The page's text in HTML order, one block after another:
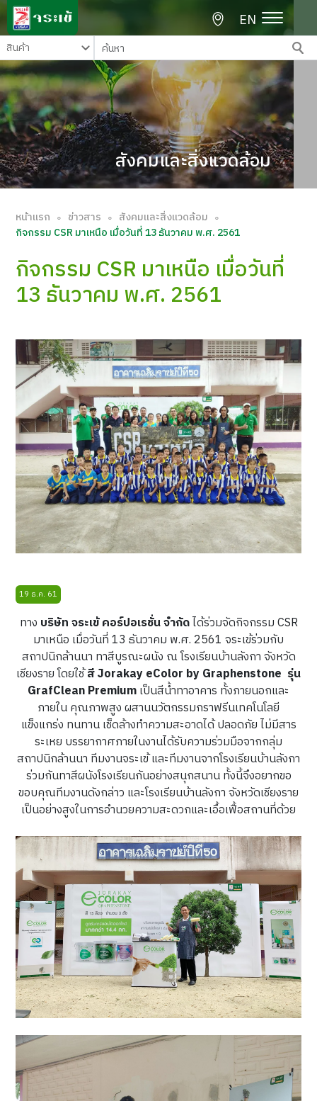
EN
สังคมและสิ่งแวดล้อม
หน้าแรก ∘ ข่าวสาร ∘ สังคมและสิ่งแวดล้อม ∘
กิจกรรม CSR มาเหนือ เมื่อวันที่ 13 ธันวาคม พ.ศ. 2561
กิจกรรม CSR มาเหนือ เมื่อวันที่
13 ธันวาคม พ.ศ. 2561
19 ธ.ค. 61
ทาง บริษัท จระเข้ คอร์ปอเรชั่น จำกัดได้ร่วมจัดกิจกรรม CSR
มาเหนือ เมื่อวันที่ 13 ธันวาคม พ.ศ. 2561 จระเข้ร่วมกับ
สถาปนิกล้านนา ทาสีบูรณะผนัง ณ โรงเรียนบ้านลังกา จังหวัด
เชียงราย โดยใช้สี Jorakay eColor by Graphenstone รุ่น
GrafClean Premiumเป็นสีน้ำทาอาคาร ทั้งภายนอกและ
ภายใน คุณภาพสูง ผสานนวัตกรรมกราฟรีนเทคโนโลยี
แข็งแกร่ง ทนทาน เช็ดล้างทำความสะอาดได้ ปลอดภัย ไม่มีสาร
ระเหย บรรยากาศภายในงานได้รับความร่วมมือจากกลุ่ม
สถาปนิกล้านนา ทีมงานจระเข้ และทีมงานจากโรงเรียนบ้านลังกา
ร่วมกันทาสีผนังโรงเรียนกันอย่างสนุกสนาน ทั้งนี้จึงอยากขอ
ขอบคุณทีมงานดังกล่าว และโรงเรียนบ้านลังกา จังหวัดเชียงราย
เป็นอย่างสูงในการอำนวยความสะดวกและเอื้อเฟื้อสถานที่ด้วย